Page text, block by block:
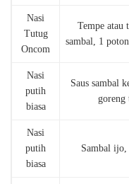
Nasi
Tutug
Oncom
Tempe atau
sambal, 1
Nasi
putih
biasa
Saus sambal
goreng
Nasi
putih
biasa
Sambal